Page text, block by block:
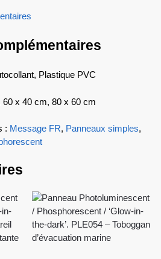
Plastique PVC
60 x 40 cm, 80 x 60 cm
: Message FR, Panneaux simples,